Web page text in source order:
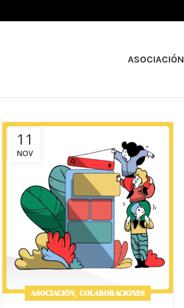
ASOCIACIÓN
11
NOV
ASOCIACIÓN,COLABORACIONES